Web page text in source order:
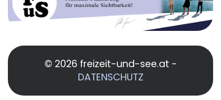
© 2026 freizeit-und-see.at -
DATENSCHUTZ